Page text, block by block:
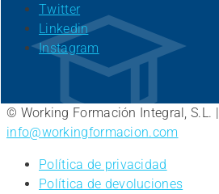
Twitter
Linkedin
Instagram
© Working Formación Integral, S.L. |
info@workingformacion.com
Política de privacidad
Política de devoluciones